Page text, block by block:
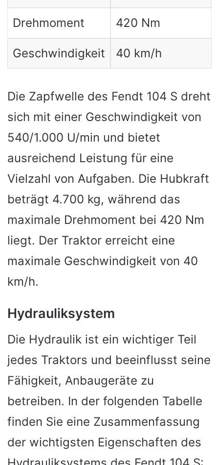
Drehmoment 420 Nm
Geschwindigkeit 40 km/h
Die Zapfwelle des Fendt 104 S dreht
sich mit einer Geschwindigkeit von
540/1.000 U/min und bietet
ausreichend Leistung für eine
Vielzahl von Aufgaben. Die Hubkraft
beträgt 4.700 kg, während das
maximale Drehmoment bei 420 Nm
liegt. Der Traktor erreicht eine
maximale Geschwindigkeit von 40
km/h.
Hydrauliksystem
Die Hydraulik ist ein wichtiger Teil
jedes Traktors und beeinflusst seine
Fähigkeit, Anbaugeräte zu
betreiben. In der folgenden Tabelle
finden Sie eine Zusammenfassung
der wichtigsten Eigenschaften des